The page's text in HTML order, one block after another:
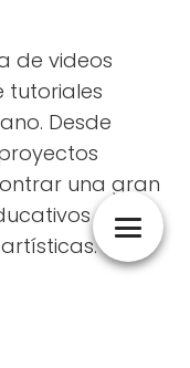
de videos
tutoriales
Desde
una gran
para